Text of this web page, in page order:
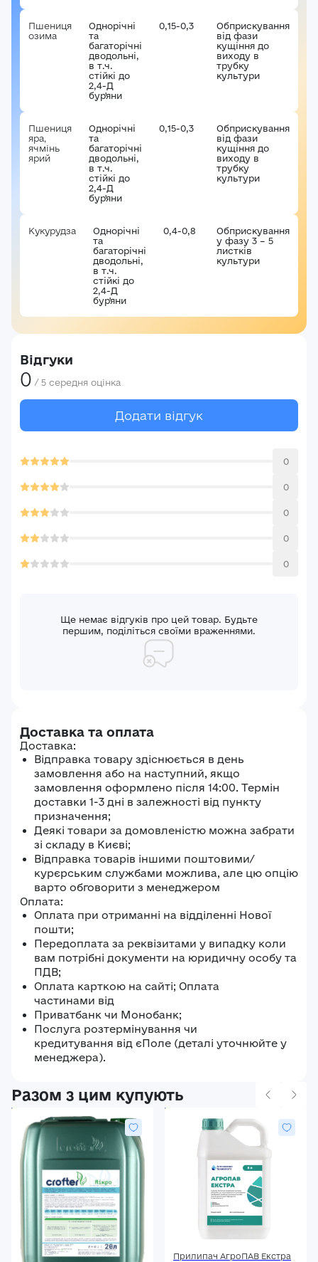
Пшениця
озима
Однорічні
та
багаторічні
дводольні,
в т.ч.
стійкі до
2,4-Д
бур'яни
0,15-0,3
Обприскування
від фази
кущіння до
виходу в
трубку
культури
Пшениця
яра,
ячмінь
ярий
Однорічні
та
багаторічні
дводольні,
в т.ч.
стійкі до
2,4-Д
бур'яни
0,15-0,3
Обприскування
від фази
кущіння до
виходу в
трубку
культури
Кукурудза
Однорічні
та
багаторічні
дводольні,
в т.ч.
стійкі до
2,4-Д
бур'яни
0,4-0,8
Обприскування
у фазу 3 – 5
листків
культури
Відгуки
0 / 5 середня оцінка
Додати відгук
0
0
0
0
0
Ще немає відгуків про цей товар. Будьте
першим, поділіться своїми враженнями.
Доставка та оплата
Доставка:
Відправка товару здіснюється в день
замовлення або на наступний, якщо
замовлення оформлено після 14:00. Термін
доставки 1-3 дні в залежності від пункту
призначення;
Деякі товари за домовленістю можна забрати
зі складу в Києві;
Відправка товарів іншими поштовими/
курєрським службами можлива, але цю опцію
варто обговорити з менеджером
Оплата:
Оплата при отриманні на відділенні Нової
пошти;
Передоплата за реквізитами у випадку коли
вам потрібні документи на юридичну особу та
ПДВ;
Оплата карткою на сайті; Оплата
частинами від
Приватбанк чи Монобанк;
Послуга розтермінування чи
кредитування від єПоле (деталі уточнюйте у
менеджера).
Разом з цим купують
Прилипач АгроПАВ Екстра
Ваша оцінка
Авторизація
Забули пароль? Реєстрація